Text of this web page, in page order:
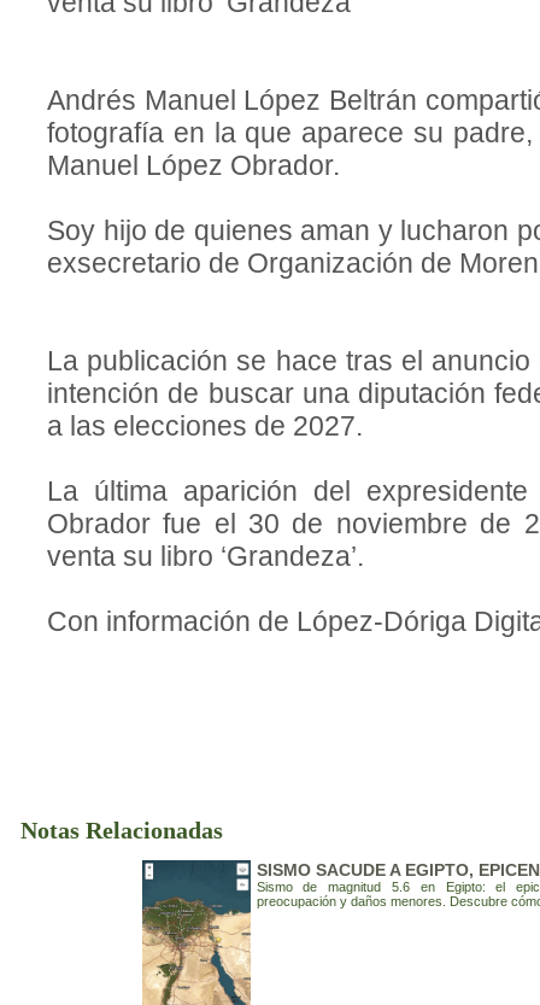
Andrés Manuel López Beltrán
fotografía en la que aparece su
Manuel López Obrador.
Soy hijo de quienes aman y lucharon
exsecretario de Organización de
La publicación se hace tras el
intención de buscar una diputación
a las elecciones de 2027.
La última aparición del
Obrador fue el 30 de noviembre de
venta su libro ‘Grandeza’.
Con información de López-Dóriga
Notas Relacionadas
SISMO SACUDE A EGIPTO,
Sismo de magnitud 5.6 en Egipto: el
preocupación y daños menores. Descubre